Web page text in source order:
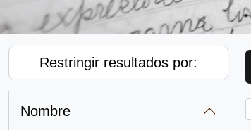
Restringir resultados por:
Nombre